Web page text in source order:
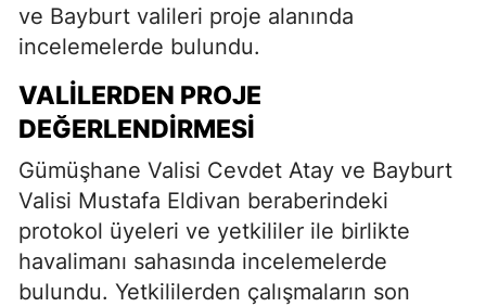
ve Bayburt valileri proje alanında
incelemelerde bulundu.
VALILERDEN PROJE
DEĞERLENDIRMESI
Gümüşhane Valisi Cevdet Atay ve Bayburt
Valisi Mustafa Eldivan beraberindeki
protokol üyeleri ve yetkililer ile birlikte
havalimanı sahasında incelemelerde
bulundu. Yetkililerden çalışmaların son